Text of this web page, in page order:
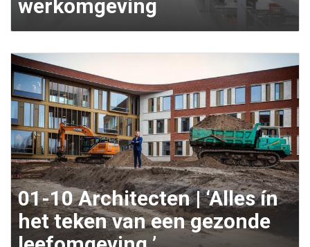
werkomgeving
01-10 Architecten | ‘Alles ín
het teken van een gezonde